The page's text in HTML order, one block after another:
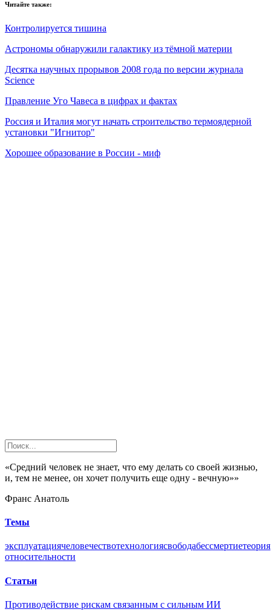
Читайте также:
Контролируется тишина
Астрономы обнаружили галактику из тёмной материи
Десятка научных прорывов 2008 года по версии журнала
Science
Правление Уго Чавеса в цифрах и фактах
Россия и Италия могут начать строительство термоядерной
установки "Игнитор"
Хорошее образование в России - миф
«Средний человек не знает, что ему делать со своей жизнью,
и, тем не менее, он хочет получить еще одну - вечную»»
Франс Анатоль
Темы
эксплуатациячеловечествотехнологиясвободабессмертиетеория
относительности
Статьи
Противодействие рискам связанным с сильным ИИ